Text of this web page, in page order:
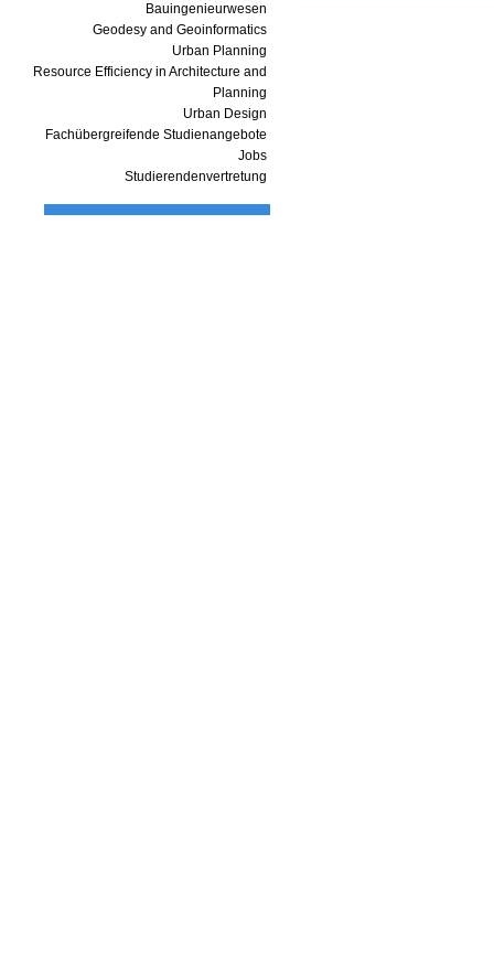
Bauingenieurwesen
Geodesy and Geoinformatics
Urban Planning
Resource Efficiency in Architecture and
Planning
Urban Design
Fachübergreifende Studienangebote
Jobs
Studierendenvertretung